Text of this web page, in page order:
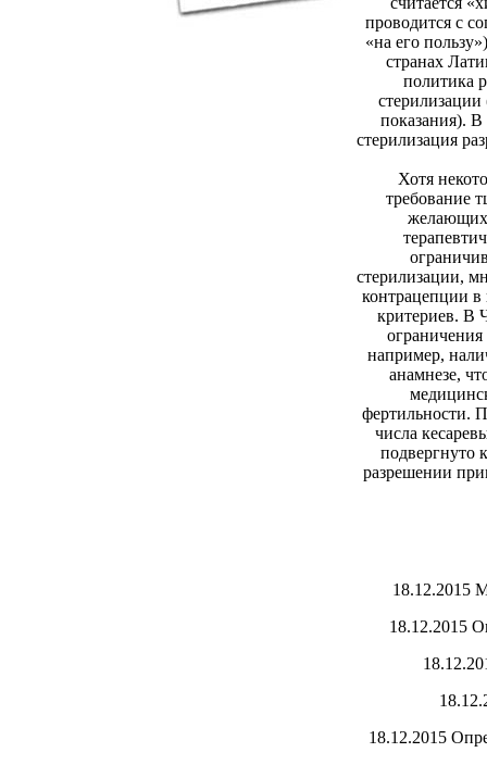
проводится с
«на его
странах
политика
стерилизации
показания).
стерилизация
Хотя
требование
желающих
стерилизации,
контрацепции в
критериев. В
ограничения
например,
анамнезе,
фертильности.
числа
подвергнуто
разрешении
18.12.2015
18.12.2015
18.12.2015